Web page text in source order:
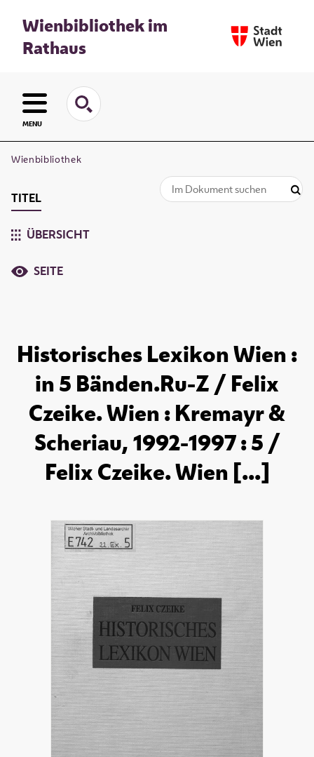
Wienbibliothek im
Rathaus
MENU
Wienbibliothek
TITEL
ÜBERSICHT
SEITE
Historisches Lexikon Wien :
in 5 Bänden.Ru-Z / Felix
Czeike. Wien : Kremayr &
Scheriau, 1992-1997 : 5 /
Felix Czeike. Wien [...]